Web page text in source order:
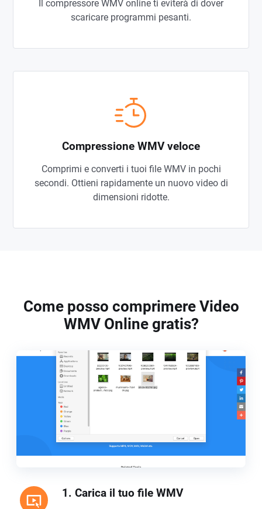
Il compressore WMV online ti eviterà di dover
scaricare programmi pesanti.
Compressione WMV veloce
Comprimi e converti i tuoi file WMV in pochi
secondi. Ottieni rapidamente un nuovo video di
dimensioni ridotte.
Come posso comprimere Video
WMV Online gratis?
1. Carica il tuo file WMV